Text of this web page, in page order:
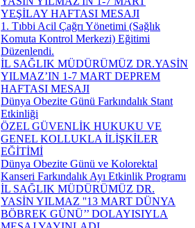
YEŞİLAY HAFTASI MESAJI
1. Tıbbi Acil Çağrı Yönetimi (Sağlık
Komuta Kontrol Merkezi) Eğitimi
Düzenlendi.
İL SAĞLIK MÜDÜRÜMÜZ DR.YASİN
YILMAZ’IN 1-7 MART DEPREM
HAFTASI MESAJI
Dünya Obezite Günü Farkındalık Stant
Etkinliği
ÖZEL GÜVENLİK HUKUKU VE
GENEL KOLLUKLA İLİŞKİLER
EĞİTİMİ
Dünya Obezite Günü ve Kolorektal
Kanseri Farkındalık Ayı Etkinlik Programı
İL SAĞLIK MÜDÜRÜMÜZ DR.
YASİN YILMAZ ''13 MART DÜNYA
BÖBREK GÜNÜ’’ DOLAYISIYLA